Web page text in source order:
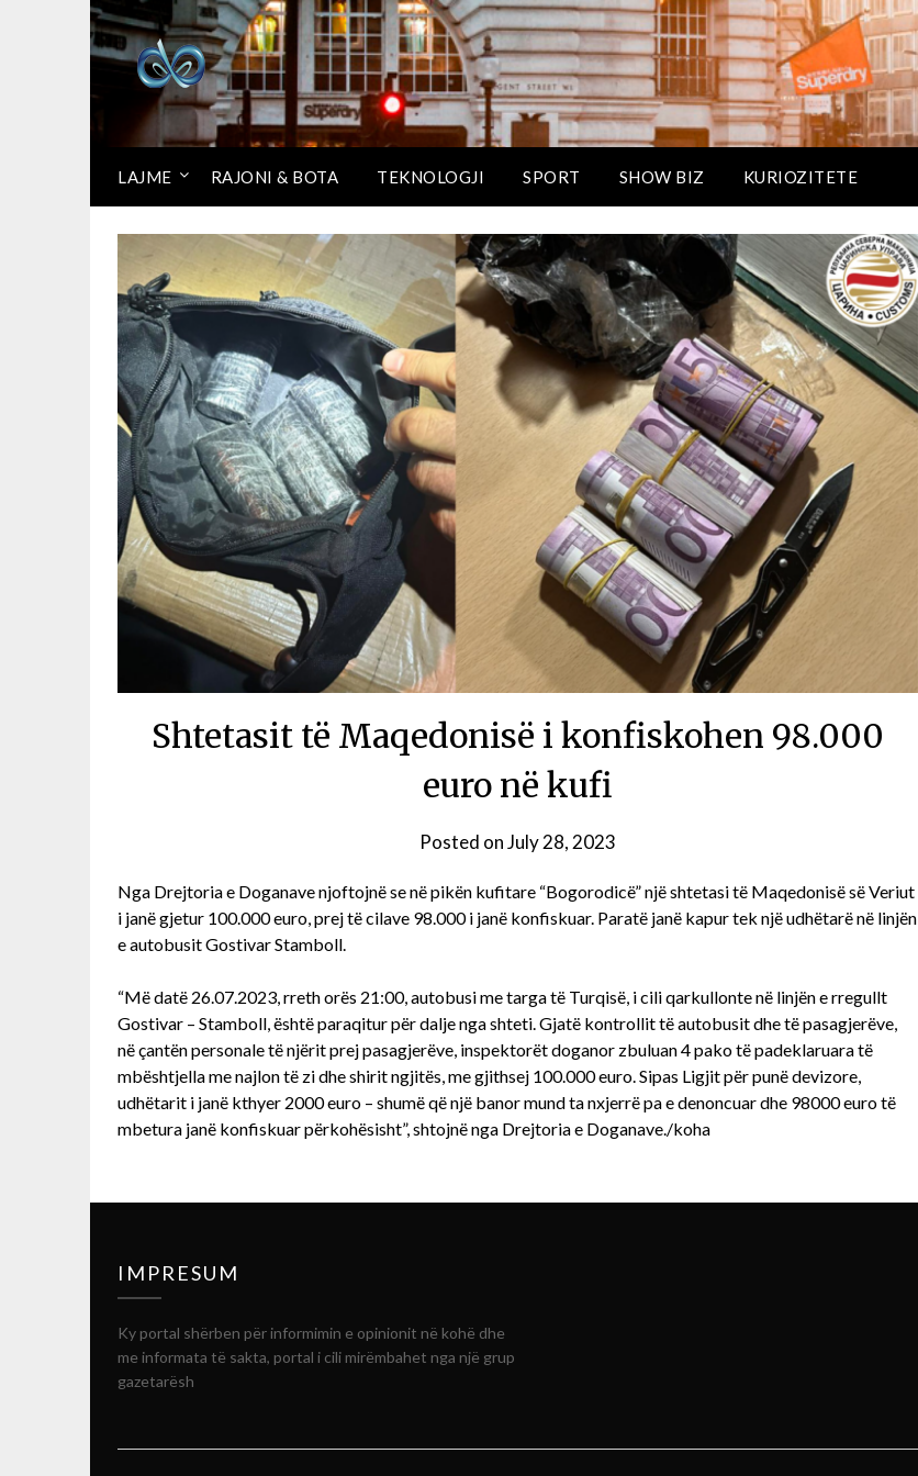
LAJME RAJONI & BOTA TEKNOLOGJI SPORT SHOW BIZ KURIOZITETE
Shtetasit të Maqedonisë i konfiskohen 98.000
euro në kufi
Posted onJuly 28, 2023
Nga Drejtoria e Doganave njoftojnë se në pikën kufitare “Bogorodicë” një shtetasi të Maqedonisë së Veriut
i janë gjetur 100.000 euro, prej të cilave 98.000 i janë konfiskuar. Paratë janë kapur tek një udhëtarë në linjën
e autobusit Gostivar Stamboll.
“Më datë 26.07.2023, rreth orës 21:00, autobusi me targa të Turqisë, i cili qarkullonte në linjën e rregullt
Gostivar – Stamboll, është paraqitur për dalje nga shteti. Gjatë kontrollit të autobusit dhe të pasagjerëve,
në çantën personale të njërit prej pasagjerëve, inspektorët doganor zbuluan 4 pako të padeklaruara të
mbështjella me najlon të zi dhe shirit ngjitës, me gjithsej 100.000 euro. Sipas Ligjit për punë devizore,
udhëtarit i janë kthyer 2000 euro – shumë që një banor mund ta nxjerrë pa e denoncuar dhe 98000 euro të
mbetura janë konfiskuar përkohësisht”, shtojnë nga Drejtoria e Doganave./koha
IMPRESUM
Ky portal shërben për informimin e opinionit në kohë dhe
me informata të sakta, portal i cili mirëmbahet nga një grup
gazetarësh